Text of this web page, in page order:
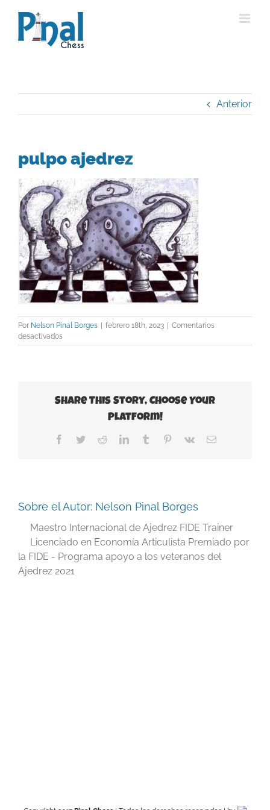
contenido
Anterior
pulpo ajedrez
Por Nelson Pinal Borges | febrero 18th, 2023 | Comentarios
desactivadosen
pulpo
Share This Story, Choose Your
Platform!
Facebook
TwitterRedditLinkedInTumblr Pinterest
Vk
Correo
Sobre el Autor: Nelson Pinal Borges
Maestro Internacional de Ajedrez FIDE Trainer
Licenciado en Economía Articulista Premiado por
la FIDE - Programa apoyo a los veteranos del
Ajedrez 2021